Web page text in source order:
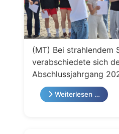
(MT) Bei strahlendem
verabschiedete sich
Abschlussjahrgang
Weiterlesen …